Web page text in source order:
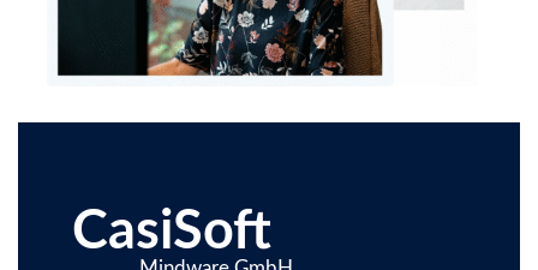
CasiSoft